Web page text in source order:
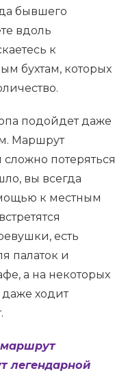
бывшего
вдоль
к
бухтам, которых
подойдет даже
Маршрут
потеряться
вы всегда
к местным
есть
палаток и
а на некоторых
даже ходит
маршрут
легендарной